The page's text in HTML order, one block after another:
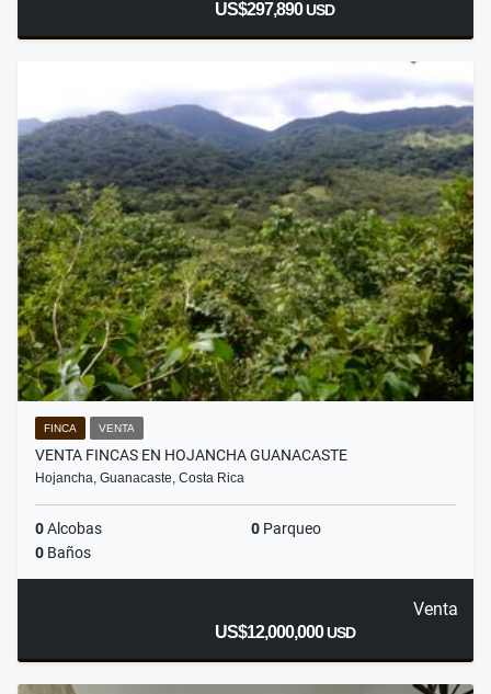
US$297,890USD
FINCA VENTA
VENTA FINCAS EN HOJANCHA GUANACASTE
Hojancha, Guanacaste, Costa Rica
0Alcobas 0 Parqueo
0 Baños
Venta
US$12,000,000USD